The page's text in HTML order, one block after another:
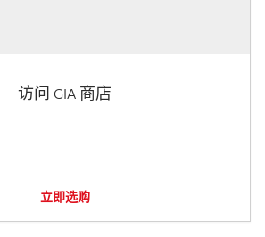
访问 GIA 商店
立即选购